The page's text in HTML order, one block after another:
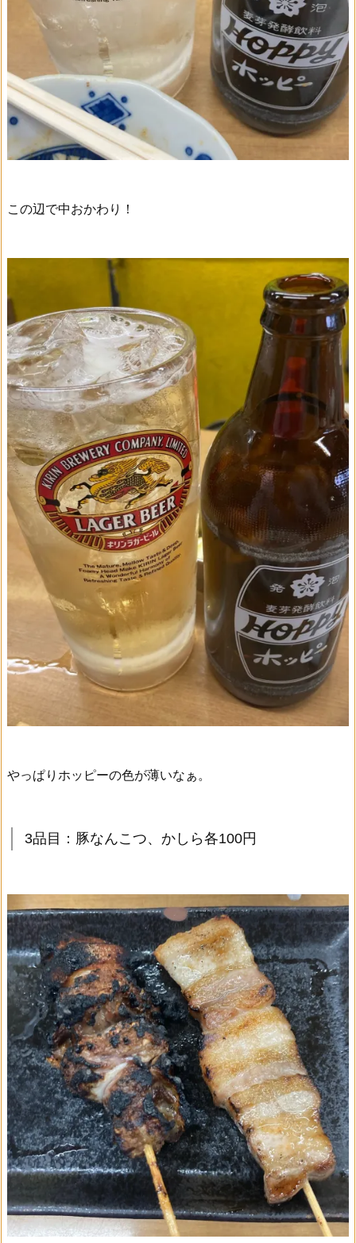
この辺で中おかわり！
やっぱりホッピーの色が薄いなぁ。
3品目：豚なんこつ、かしら各100円